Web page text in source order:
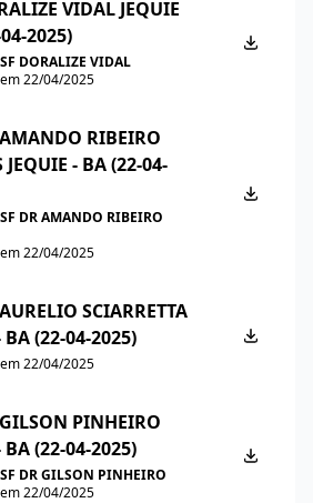
VIDAL JEQUIE
2025)
DORALIZE VIDAL
22/04/2025
RIBEIRO
JEQUIE - BA (22-04-
DR AMANDO RIBEIRO
22/04/2025
SCIARRETTA
BA (22-04-2025)
22/04/2025
PINHEIRO
BA (22-04-2025)
DR GILSON PINHEIRO
22/04/2025